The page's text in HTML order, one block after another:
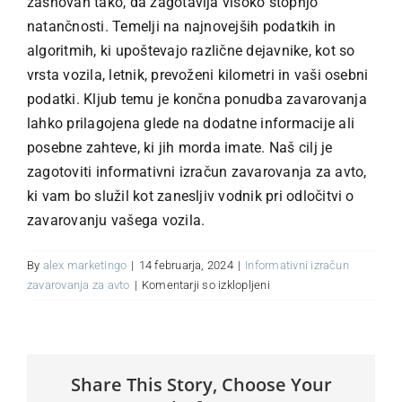
O nas
Kontakt
MOJ PORTAL
natančnosti. Temelji na najnovejših podatkih in
algoritmih, ki upoštevajo različne dejavnike, kot so
vrsta vozila, letnik, prevoženi kilometri in vaši osebni
podatki. Kljub temu je končna ponudba zavarovanja
lahko prilagojena glede na dodatne informacije ali
posebne zahteve, ki jih morda imate. Naš cilj je
zagotoviti informativni izračun zavarovanja za avto,
ki vam bo služil kot zanesljiv vodnik pri odločitvi o
zavarovanju vašega vozila.
By alex marketingo | 14 februarja, 2024 | Informativni izračun
zavarovanja za avto | Komentarji so izklopljeniza
informativni
Share This Story, Choose Your